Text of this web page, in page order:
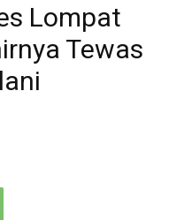
Lompat
Tewas